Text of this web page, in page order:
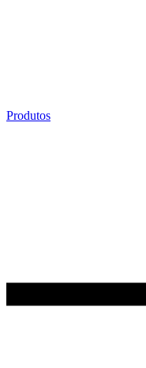
Produtos